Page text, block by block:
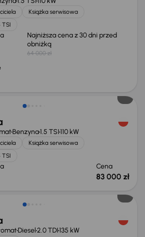
Książka serwisowa
TSI
Najniższa cena z 30 dni przed
obniżką
64 000 zł
VAT
Benzyna1.5 TSI110 kW
Książka serwisowa
TSI
Cena
83 000 zł
Diesel2.0 TDI135 kW